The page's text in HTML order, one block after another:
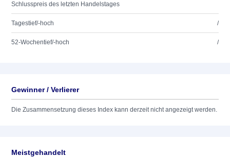
Schlusspreis des letzten Handelstages
Tagestief/-hoch /
52-Wochentief/-hoch /
Gewinner / Verlierer
Die Zusammensetzung dieses Index kann derzeit nicht angezeigt werden.
Meistgehandelt